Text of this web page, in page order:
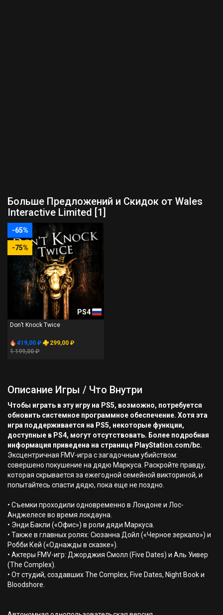
Больше Предложений и Скидок от Wales
Interactive Limited [1]
-65%
-75%
PS4
Don’t Knock Twice
419,00 ₽
299,00 ₽
1 199,00 ₽
Описание Игры / Что Внутри
Чтобы играть в эту игру на PS5, возможно, потребуется
обновить системное программное обеспечение. Хотя эта
игра поддерживается на PS5, некоторые функции,
доступные в PS4, могут отсутствовать. Более подробная
информация приведена на странице PlayStation.com/bc.
Эксцентричная FMV-игра с загадочным убийством:
совершено покушение на дядю Маркуса. Раскройте правду,
которая скрывается за ежегодной семейной викториной, и
попытайтесь спасти дядю, пока еще не поздно.
• Съемки проходили одновременно в Лондоне и Лос-
Анджелесе во время локдауна.
• Энди Бакли («Офис») в роли дяди Маркуса.
• Также в главных ролях: Сюзанна Дойл («Черное зеркало») и
Робби Кей («Однажды в сказке»).
• Актеры FMV-игр: Джорджия Смолл (Five Dates) и Аль Уивер
(The Complex).
• От студий, создавших The Complex, Five Dates, Night Book и
Bloodshore.